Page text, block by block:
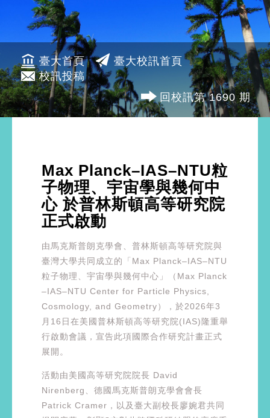
臺大首頁
臺大校訊首頁
校訊投稿
回校訊第 1690 期
Max Planck–IAS–NTU粒
子物理、宇宙學與幾何中
心 於普林斯頓高等研究院
正式啟動
由馬克斯普朗克學會、普林斯頓高等研究院與
臺灣大學共同成立的「Max Planck–IAS–NTU
粒子物理、宇宙學與幾何中心」（Max Planck
–IAS–NTU Center for Particle Physics,
Cosmology, and Geometry），於2026年3
月16日在美國普林斯頓高等研究院(IAS)隆重舉
行啟動會議，宣告此項國際合作研究計畫正式
展開。
活動由美國高等研究院院長 David
Nirenberg、德國馬克斯普朗克學會會長
Patrick Cramer，以及臺大副校長廖婉君共同